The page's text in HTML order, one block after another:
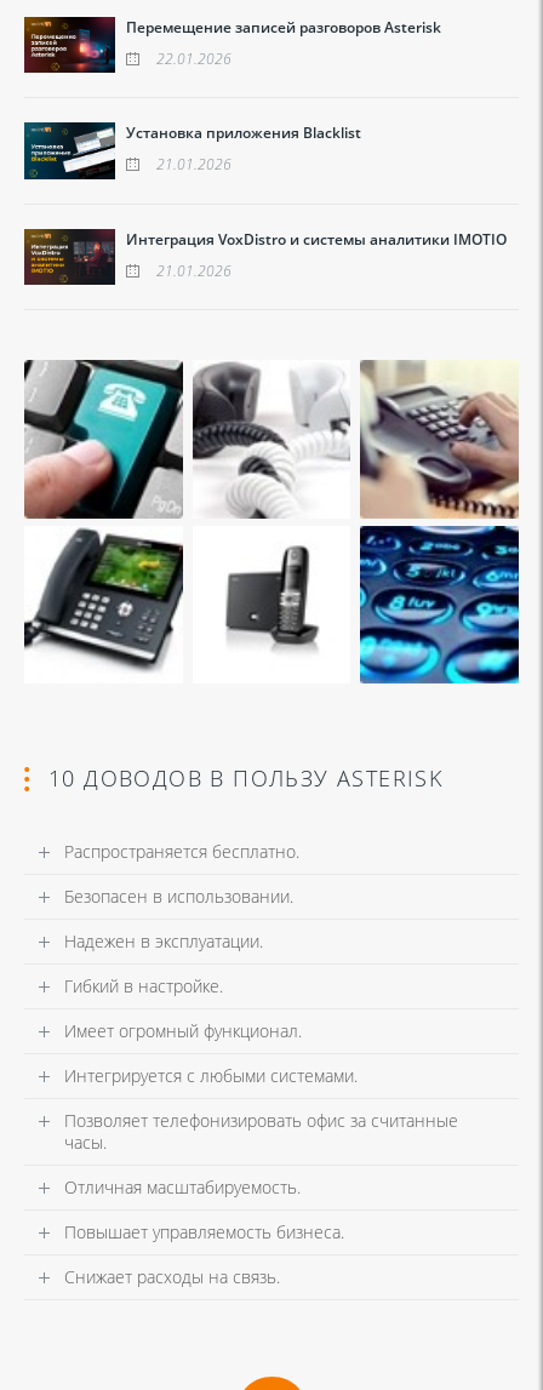
Перемещение записей разговоров Asterisk
22.01.2026
Установка приложения Blacklist
21.01.2026
Интеграция VoxDistro и системы аналитики IMOTIO
21.01.2026
10 ДОВОДОВ В ПОЛЬЗУ ASTERISK
Распространяется бесплатно.
Безопасен в использовании.
Надежен в эксплуатации.
Гибкий в настройке.
Имеет огромный функционал.
Интегрируется с любыми системами.
Позволяет телефонизировать офис за считанные
часы.
Отличная масштабируемость.
Повышает управляемость бизнеса.
Снижает расходы на связь.